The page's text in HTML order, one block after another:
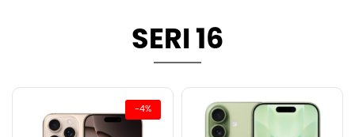
SERI 16
-4%